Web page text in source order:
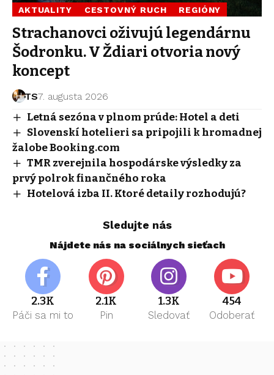
AKTUALITY CESTOVNÝ RUCH REGIÓNY
Strachanovci oživujú legendárnu
Šodronku. V Ždiari otvoria nový
koncept
TS7. augusta 2026
Letná sezóna v plnom prúde: Hotel a deti
Slovenskí hotelieri sa pripojili k hromadnej
žalobe Booking.com
TMR zverejnila hospodárske výsledky za
prvý polrok finančného roka
Hotelová izba II. Ktoré detaily rozhodujú?
Sledujte nás
Nájdete nás na sociálnych sieťach
2.3K
Páči sa mi to
2.1K
Pin
1.3K
Sledovať
454
Odoberať